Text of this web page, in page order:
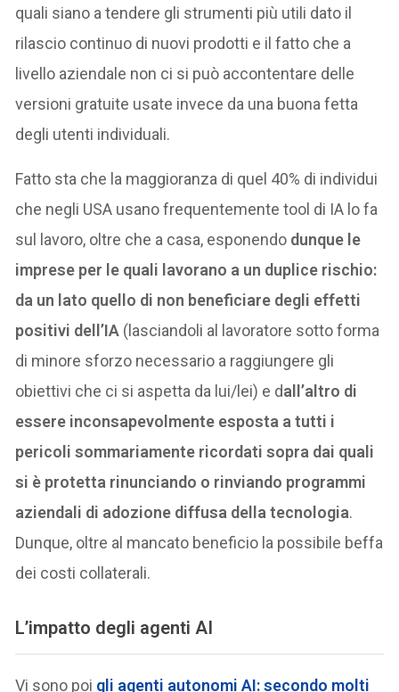
quali siano a tendere gli strumenti più utili dato il
rilascio continuo di nuovi prodotti e il fatto che a
livello aziendale non ci si può accontentare delle
versioni gratuite usate invece da una buona fetta
degli utenti individuali.
Fatto sta che la maggioranza di quel 40% di individui
che negli USA usano frequentemente tool di IA lo fa
sul lavoro, oltre che a casa, esponendo dunque le
imprese per le quali lavorano a un duplice rischio:
da un lato quello di non beneficiare degli effetti
positivi dell’IA (lasciandoli al lavoratore sotto forma
di minore sforzo necessario a raggiungere gli
obiettivi che ci si aspetta da lui/lei) e dall’altro di
essere inconsapevolmente esposta a tutti i
pericoli sommariamente ricordati sopra dai quali
si è protetta rinunciando o rinviando programmi
aziendali di adozione diffusa della tecnologia.
Dunque, oltre al mancato beneficio la possibile beffa
dei costi collaterali.
L’impatto degli agenti AI
Vi sono poi gli agenti autonomi AI: secondo molti